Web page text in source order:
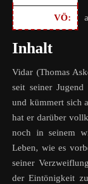
VÖ:
Inhalt
Vidar (Thomas
seit seiner
und kümmert sich
hat er darüber
noch in seinem
Leben, wie es
seiner
der Eintönigkeit